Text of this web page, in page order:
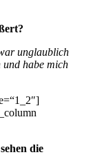
unglaublich
und habe mich
die